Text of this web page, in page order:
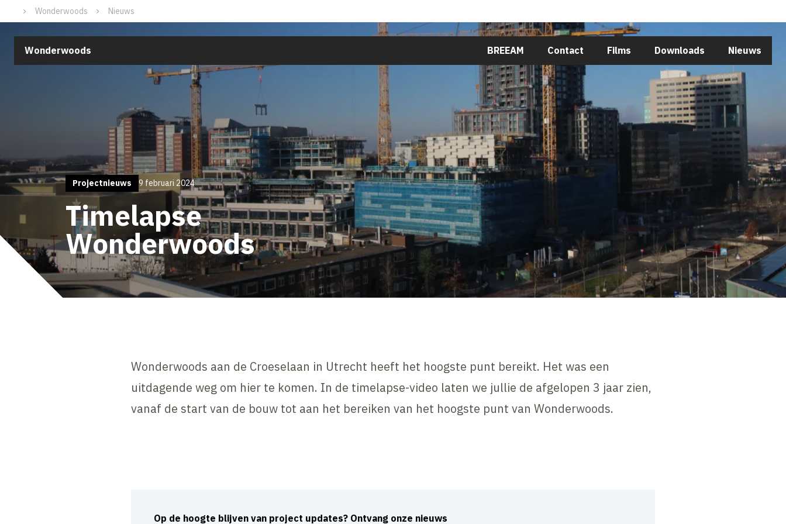
Wonderwoods Nieuws
Wonderwoods BREEAM Contact Films Downloads Nieuws
Projectnieuws 9 februari 2024
Timelapse
Wonderwoods
Wonderwoods aan de Croeselaan in Utrecht heeft het hoogste punt bereikt. Het was een
uitdagende weg om hier te komen. In de timelapse-video laten we jullie de afgelopen 3 jaar zien,
vanaf de start van de bouw tot aan het bereiken van het hoogste punt van Wonderwoods.
Op de hoogte blijven van project updates? Ontvang onze nieuws